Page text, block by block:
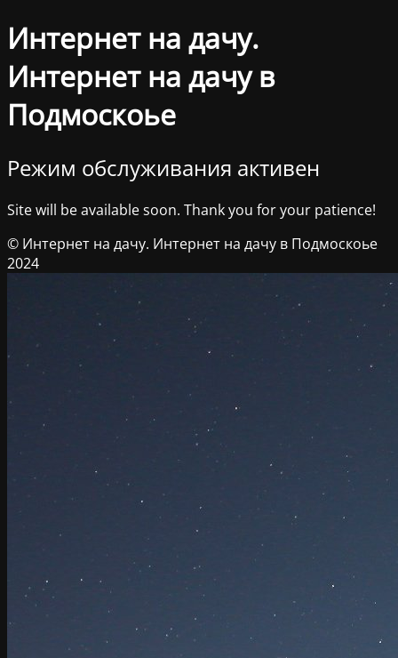
Интернет на дачу.
Интернет на дачу в
Подмоскоье
Режим обслуживания активен
Site will be available soon. Thank you for your patience!
© Интернет на дачу. Интернет на дачу в Подмоскоье
2024